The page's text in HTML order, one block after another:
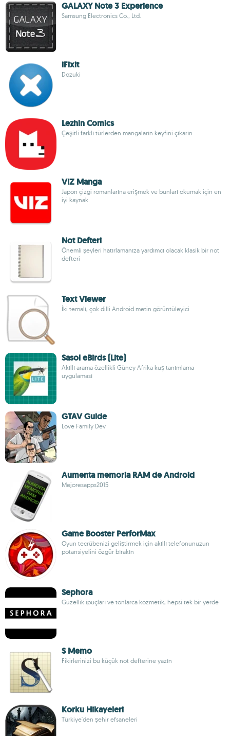
GALAXY Note 3 Experience
Samsung Electronics Co., Ltd.
iFixit
Dozuki
Lezhin Comics
Çeşitli farklı türlerden mangaların keyfini çıkarın
VIZ Manga
Japon çizgi romanlarına erişmek ve bunları okumak için en
iyi kaynak
Not Defteri
Önemli şeyleri hatırlamanıza yardımcı olacak klasik bir not
defteri
Text Viewer
İki temalı, çok dilli Android metin görüntüleyici
Sasol eBirds (Lite)
Akıllı arama özellikli Güney Afrika kuş tanımlama
uygulaması
GTAV Guide
Love Family Dev
Aumenta memoria RAM de Android
Mejoresapps2015
Game Booster PerforMax
Oyun tecrübenizi geliştirmek için akıllı telefonunuzun
potansiyelini özgür bırakın
Sephora
Güzellik ipuçları ve tonlarca kozmetik, hepsi tek bir yerde
S Memo
Fikirlerinizi bu küçük not defterine yazın
Korku Hikayeleri
Türkiye'den şehir efsaneleri